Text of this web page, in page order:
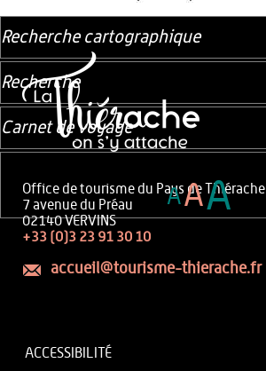
Office de tourisme du Pays de Thiérache
7 avenue du Préau
02140 VERVINS
+33 (0)3 23 91 30 10
accueil@tourisme-thierache.fr
ACCESSIBILITÉ
Recherche cartographique
Recherche
Carnet de voyage
AAA